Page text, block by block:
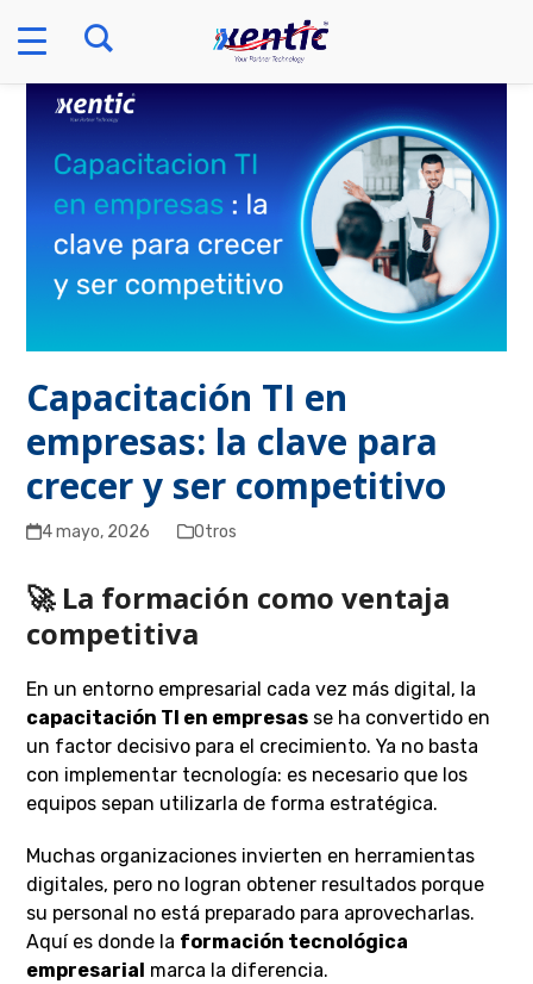
Capacitación TI en
empresas: la clave para
crecer y ser competitivo
4 mayo, 2026 Otros
🚀 La formación como ventaja
competitiva
En un entorno empresarial cada vez más digital, la
capacitación TI en empresas se ha convertido en
un factor decisivo para el crecimiento. Ya no basta
con implementar tecnología: es necesario que los
equipos sepan utilizarla de forma estratégica.
Muchas organizaciones invierten en herramientas
digitales, pero no logran obtener resultados porque
su personal no está preparado para aprovecharlas.
Aquí es donde la formación tecnológica
empresarial marca la diferencia.